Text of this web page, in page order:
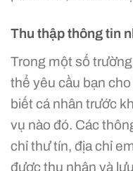
Thu thập thông tin
Trong một số
thể yêu cầu bạn
biết cá nhân trước
vụ nào đó. Các
chỉ thư tín, địa chỉ
được thu nhận và